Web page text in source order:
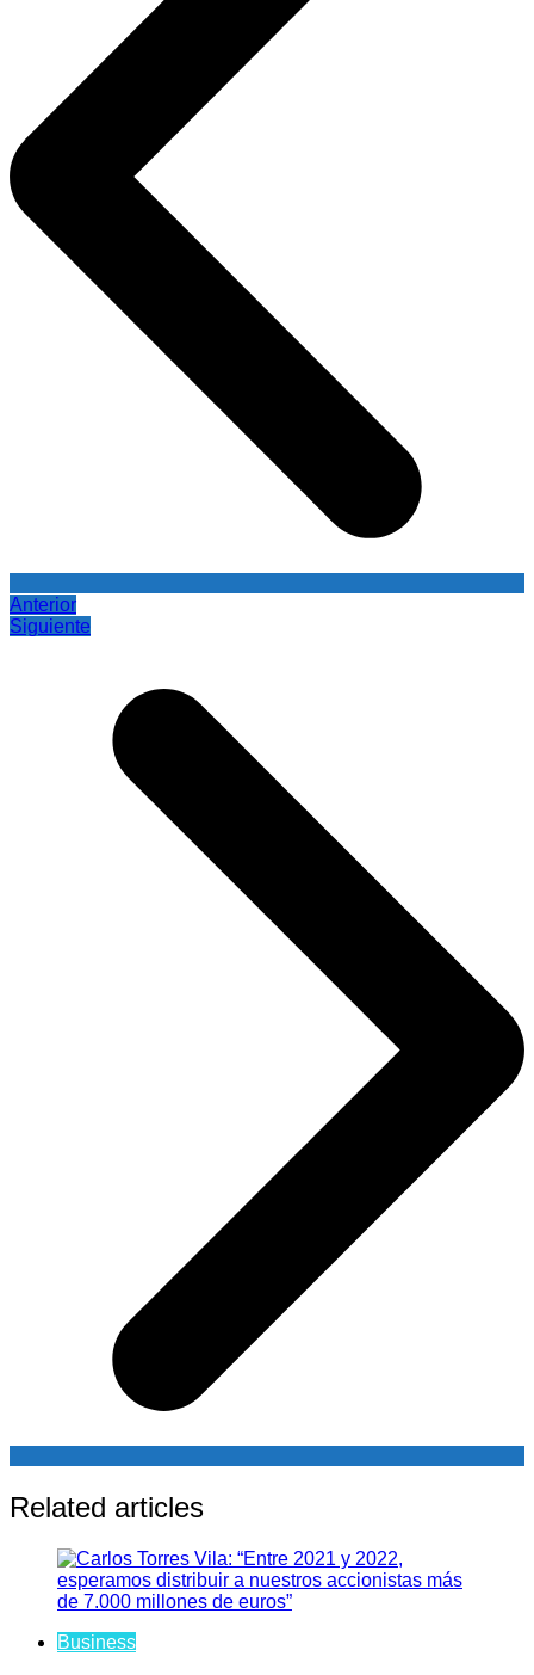
Anterior
Siguiente
Related articles
Business